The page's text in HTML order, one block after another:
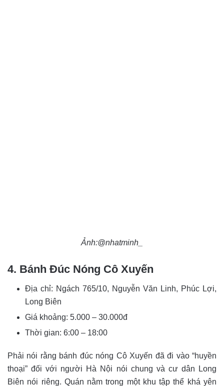
Ảnh:@nhatminh_
4. Bánh Đúc Nóng Cô Xuyến
Địa chỉ: Ngách 765/10, Nguyễn Văn Linh, Phúc Lợi,
Long Biên
Giá khoảng: 5.000 – 30.000đ
Thời gian: 6:00 – 18:00
Phải nói rằng bánh đúc nóng Cô Xuyến đã đi vào “huyền
thoại” đối với người Hà Nội nói chung và cư dân Long
Biên nói riêng. Quán nằm trong một khu tập thể khá yên